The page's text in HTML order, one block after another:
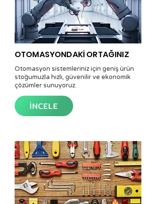
OTOMASYONDAKİ ORTAĞINIZ
Otomasyon sistemleriniz için geniş ürün
stoğumuzla hızlı, güvenilir ve ekonomik
çözümler sunuyoruz.
İNCELE